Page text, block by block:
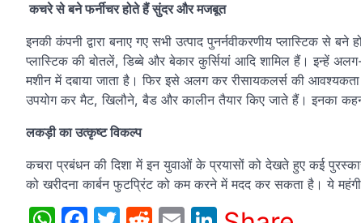
कचरे से बने फर्नीचर होते हैं सुंदर और मजबूत
इनकी कंपनी द्वारा बनाए गए सभी उत्पाद पुनर्नवीकरणीय प्लास्टिक
प्लास्टिक की बोतलें, डिब्बे और बेकार कुर्सियां आदि शामिल हैं। इन्हें
मशीन में दबाया जाता है। फिर इसे अलग कर रीसायकलर्स की
उपयोग कर मैट, खिलौने, बैड और कालीन तैयार किए जाते हैं। इनका
लकड़ी का उत्कृष्ट विकल्प
कचरा प्रबंधन की दिशा में इन युवाओं के प्रयासों को देखते हुए कई
को खरीदना कार्बन फुटप्रिंट को कम करने में मदद कर सकता है। ये